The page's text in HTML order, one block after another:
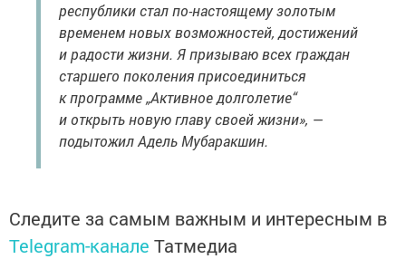
республики стал по-настоящему золотым
временем новых возможностей, достижений
и радости жизни. Я призываю всех граждан
старшего поколения присоединиться
к программе „Активное долголетие“
и открыть новую главу своей жизни», —
подытожил Адель Мубаракшин.
Следите за самым важным и интересным в
Telegram-канале Татмедиа